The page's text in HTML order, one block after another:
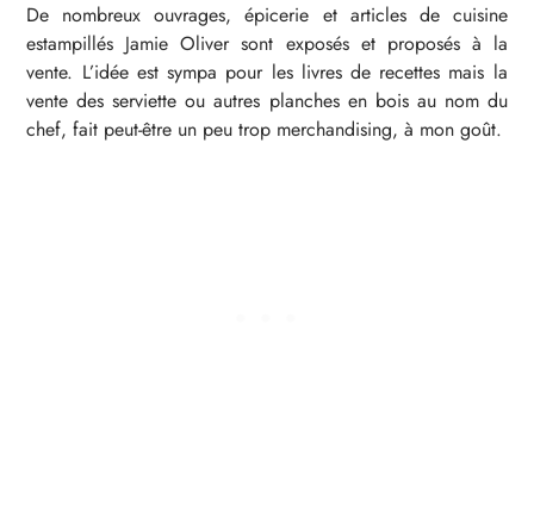
De nombreux ouvrages, épicerie et articles de cuisine
estampillés Jamie Oliver sont exposés et proposés à la
vente. L’idée est sympa pour les livres de recettes mais la
vente des serviette ou autres planches en bois au nom du
chef, fait peut-être un peu trop merchandising, à mon goût.